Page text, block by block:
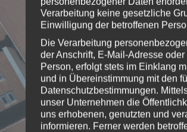
Verarbeitung keine gesetzliche
Einwilligung der betroffenen
Die Verarbeitung
der Anschrift, E-Mail-Adresse
Person, erfolgt stets im Einklang
und in Übereinstimmung mit den
Datenschutzbestimmungen.
unser Unternehmen die
uns erhobenen, genutzten und
informieren. Ferner werden